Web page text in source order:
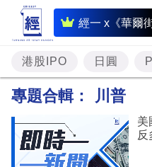
經一 x《華爾
即
時
財
經
投
港股IPO 日圓
專題合輯： 川普
美
反